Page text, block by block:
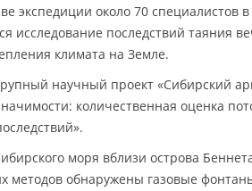
экспедиции около 70 специалистов
исследование последствий таяния
климата на Земле.
научный проект «Сибирский
количественная оценка
моря вблизи острова
методов обнаружены газовые